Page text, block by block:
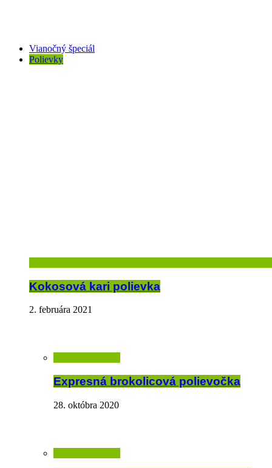
Vianočný špeciál
Polievky
Kokosová kari polievka
2. februára 2021
Expresná brokolicová polievočka
28. októbra 2020